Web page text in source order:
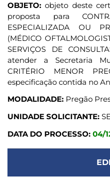
OBJETO: objeto deste
proposta para
ESPECIALIZADA OU
(MÉDICO
SERVIÇOS DE
atender a Secretaria
CRITÉRIO MENOR
especificação contida no
MODALIDADE: Pregão
UNIDADE SOLICITANTE:
DATA DO PROCESSO: 04/